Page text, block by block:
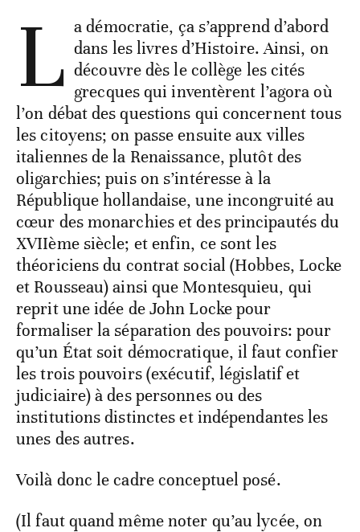
L a démocratie, ça s’apprend d’abord
dans les livres d’Histoire. Ainsi, on
découvre dès le collège les cités
grecques qui inventèrent l’agora où
l’on débat des questions qui concernent tous
les citoyens; on passe ensuite aux villes
italiennes de la Renaissance, plutôt des
oligarchies; puis on s’intéresse à la
République hollandaise, une incongruité au
cœur des monarchies et des principautés du
XVIIème siècle; et enfin, ce sont les
théoriciens du contrat social (Hobbes, Locke
et Rousseau) ainsi que Montesquieu, qui
reprit une idée de John Locke pour
formaliser la séparation des pouvoirs: pour
qu’un État soit démocratique, il faut confier
les trois pouvoirs (exécutif, législatif et
judiciaire) à des personnes ou des
institutions distinctes et indépendantes les
unes des autres.
Voilà donc le cadre conceptuel posé.
(Il faut quand même noter qu’au lycée, on